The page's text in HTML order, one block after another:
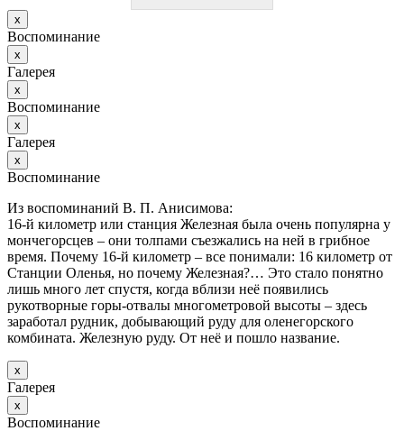
х
Воспоминание
х
Галерея
х
Воспоминание
х
Галерея
х
Воспоминание
Из воспоминаний В. П. Анисимова:
16-й километр или станция Железная была очень популярна у
мончегорсцев – они толпами съезжались на ней в грибное
время. Почему 16-й километр – все понимали: 16 километр от
Станции Оленья, но почему Железная?… Это стало понятно
лишь много лет спустя, когда вблизи неё появились
рукотворные горы-отвалы многометровой высоты – здесь
заработал рудник, добывающий руду для оленегорского
комбината. Железную руду. От неё и пошло название.
х
Галерея
х
Воспоминание